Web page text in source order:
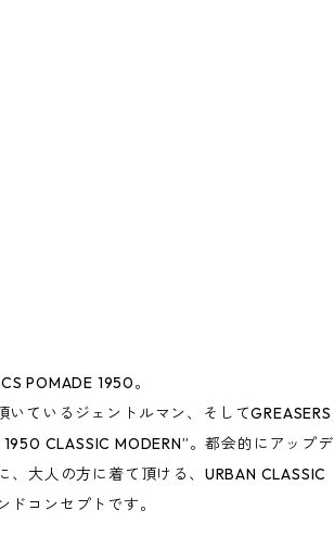
POMADE 1950。
ているジェントルマン、そして
CLASSIC MODERN”。都会的にアップ
、大人の方に着て頂ける、URBAN CLASSIC
ドコンセプトです。